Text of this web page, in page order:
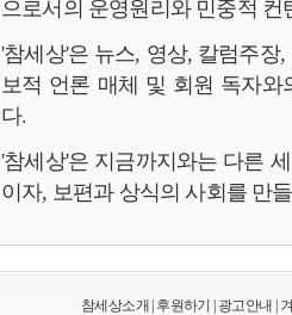
으로서의 운영원리와 민중적
'참세상'은 뉴스, 영상, 칼럼주
보적 언론 매체 및 회원 독자와
다.
'참세상'은 지금까지와는 다른
이자, 보편과 상식의 사회를 만
참세상소개 후원하기 광고안내